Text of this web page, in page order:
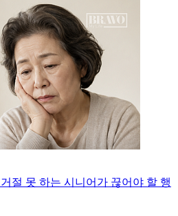
절 못 하는 시니어가 끊어야 할 행